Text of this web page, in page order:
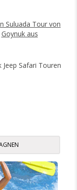
Suluada Tour von
Goynuk aus
Jeep Safari Touren